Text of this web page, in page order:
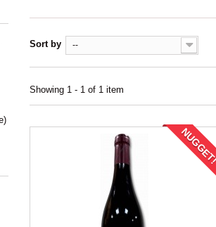
Sort by --
Showing 1 - 1 of 1 item